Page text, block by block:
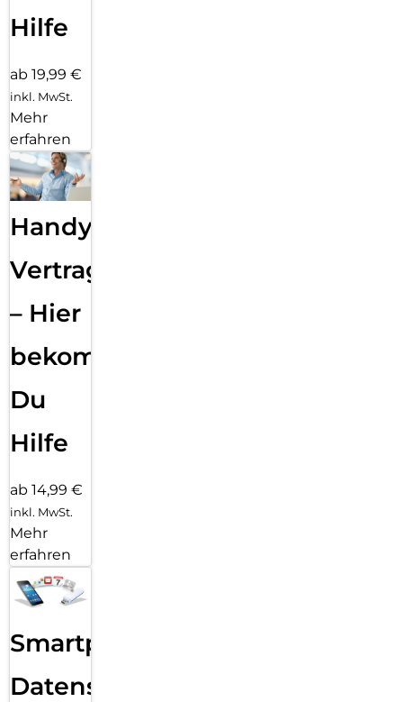
Hilfe
ab 19,99 €
inkl. MwSt.
Mehr
erfahren
Handy
Vertragsabwicklung
– Hier
bekommst
Du
Hilfe
ab 14,99 €
inkl. MwSt.
Mehr
erfahren
Smartphone
Datensicherung